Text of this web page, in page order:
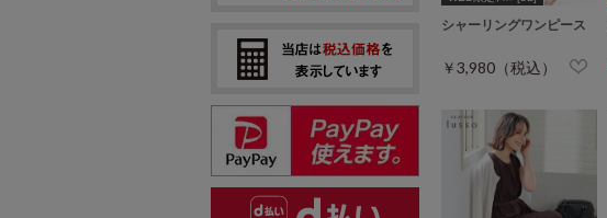
シャーリングワンピース
￥3,980（税込）